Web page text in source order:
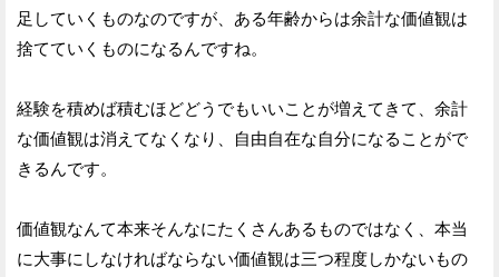
足していくものなのですが、ある年齢からは余計な価値観は
捨てていくものになるんですね。
経験を積めば積むほどどうでもいいことが増えてきて、余計
な価値観は消えてなくなり、自由自在な自分になることがで
きるんです。
価値観なんて本来そんなにたくさんあるものではなく、本当
に大事にしなければならない価値観は三つ程度しかないもの